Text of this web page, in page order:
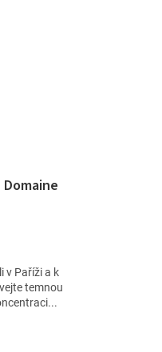
v Paříži a k
temnou